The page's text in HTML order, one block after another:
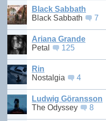
Black Sabbath
Black Sabbath
7
Ariana Grande
Petal
125
Rin
Nostalgia
4
Ludwig Göransson
The Odyssey
8